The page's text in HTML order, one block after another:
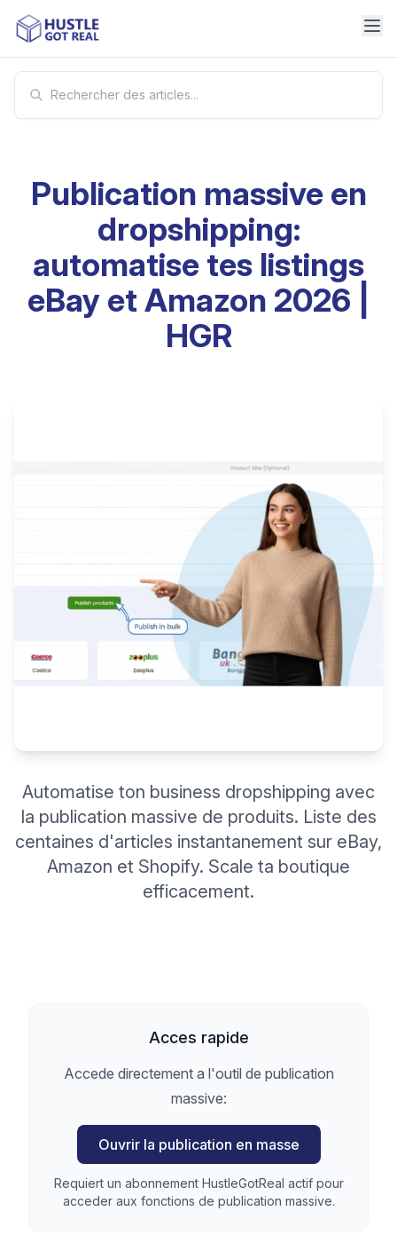
Publication massive en
dropshipping:
automatise tes listings
eBay et Amazon 2026 |
HGR
Automatise ton business dropshipping avec
la publication massive de produits. Liste des
centaines d'articles instantanement sur eBay,
Amazon et Shopify. Scale ta boutique
efficacement.
Acces rapide
Accede directement a l'outil de publication
massive:
Ouvrir la publication en masse
Requiert un abonnement HustleGotReal actif pour
acceder aux fonctions de publication massive.